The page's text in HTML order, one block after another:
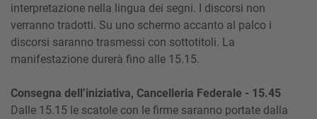
interpretazione nella lingua dei segni. I discorsi non
verranno tradotti. Su uno schermo accanto al palco i
discorsi saranno trasmessi con sottotitoli. La
manifestazione durerà fino alle 15.15.
Consegna dell’iniziativa, Cancelleria Federale - 15.45
Dalle 15.15 le scatole con le firme saranno portate dalla